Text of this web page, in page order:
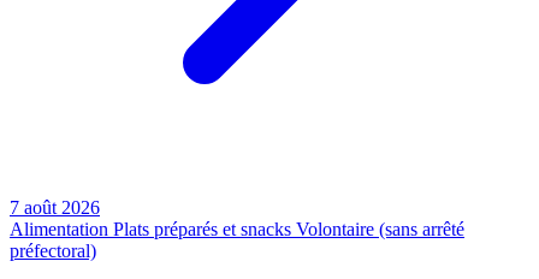
7 août 2026
Alimentation Plats préparés et snacks Volontaire (sans arrêté
préfectoral)